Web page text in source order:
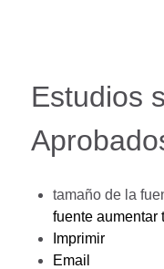
Estudios
tamaño de la
fuente aumentar
Imprimir
Email